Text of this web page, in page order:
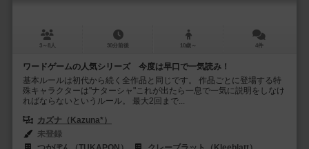
3～8人 30分前後 10歳～ 4件
ワードゲームの人気シリーズ 今度は早口で一気読み！
基本ルールは初代から続く全作品と同じです。 作品ごとに登場する特
殊キャラクターは"ナターシャ"これが出たら一息で一気に説明をしなけ
ればならないというルール。 最大2回まで...
カズナ（Kazuna*）
未登録